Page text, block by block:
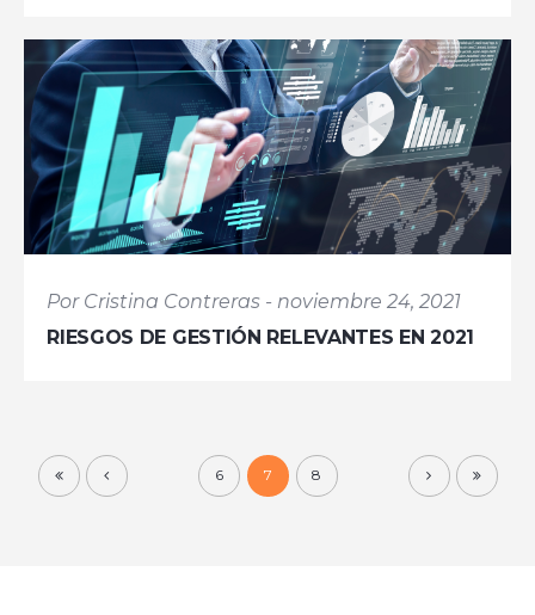
Por Cristina Contreras - noviembre 24, 2021
RIESGOS DE GESTIÓN RELEVANTES EN 2021
6 7 8